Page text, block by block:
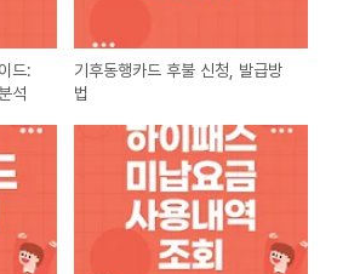
드:
석
기후동행카드 후불 신청, 발급방
법